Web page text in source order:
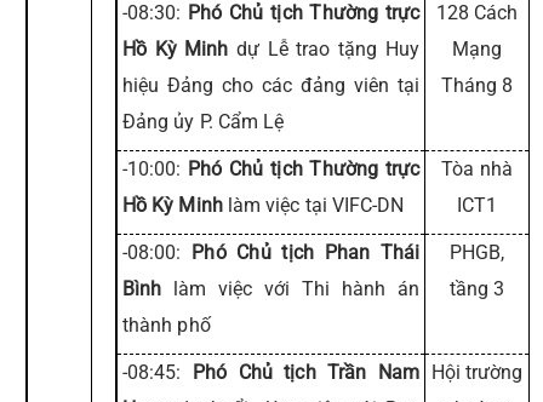
-08:30: Phó Chủ tịch Thường trực
Hồ Kỳ Minh dự Lễ trao tặng Huy
hiệu Đảng cho các đảng viên tại
Đảng ủy P. Cẩm Lệ
128 Cách
Mạng
Tháng 8
-10:00: Phó Chủ tịch Thường trực
Hồ Kỳ Minhlàm việc tại VIFC-DN
Tòa nhà
ICT1
-08:00: Phó Chủ tịch Phan Thái
Bình làm việc với Thi hành án
thành phố
PHGB,
tầng 3
-08:45: Phó Chủ tịch Trần Nam Hội trường